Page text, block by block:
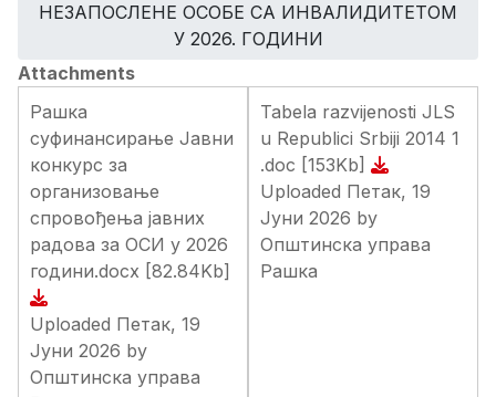
НЕЗАПОСЛЕНЕ ОСОБЕ СА ИНВАЛИДИТЕТОМ
У 2026. ГОДИНИ
Attachments
Рашка
суфинансирање Јавни
конкурс за
организовање
спровођења јавних
радова за ОСИ у 2026
години.docx [82.84Kb]
Uploaded Петак, 19
Јуни 2026 by
Општинска управа
Tabela razvijenosti JLS
u Republici Srbiji 2014 1
.doc [153Kb]
Uploaded Петак, 19
Јуни 2026 by
Општинска управа
Рашка